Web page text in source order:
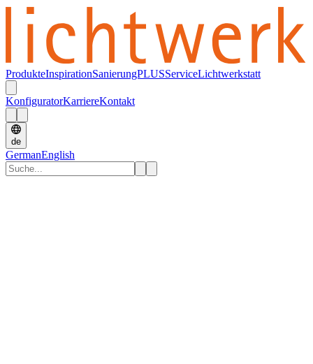
ProdukteInspirationSanierungPLUSServiceLichtwerkstatt
KonfiguratorKarriereKontakt
de
GermanEnglish